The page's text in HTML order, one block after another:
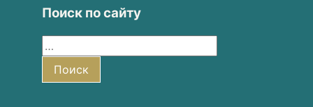
Поиск по сайту
Поиск